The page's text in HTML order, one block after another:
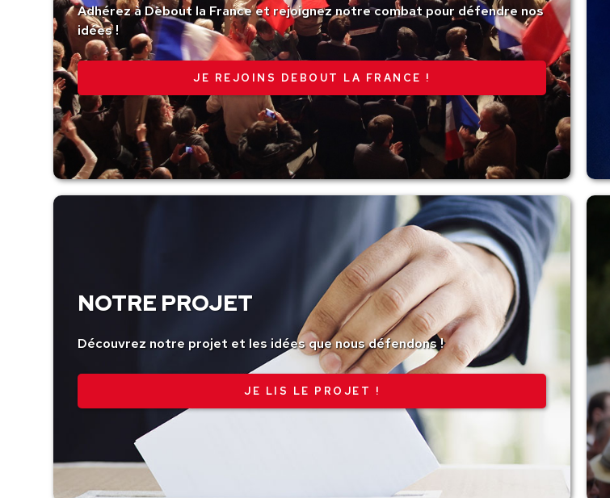
Adhérez à Debout la France et rejoignez notre combat pour défendre nos
idées !
JE REJOINS DEBOUT LA FRANCE !
NOTRE PROJET
Découvrez notre projet et les idées que nous défendons !
JE LIS LE PROJET !